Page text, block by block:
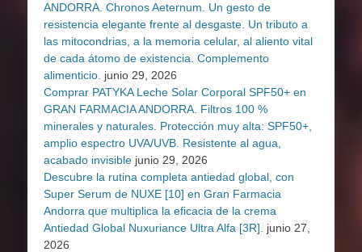
ANDORRA. Chronos Aeternum. Un gesto de
resistencia elegante frente al desgaste. Un tributo a
las mitocondrias, a la memoria celular, al aliento vital
de cada átomo de existencia. Complemento
alimenticio. junio 29, 2026
Comprar PATYKA Leche Solar Corporal SPF50+ en
GRAN FARMACIA ANDORRA. Filtros 100 %
minerales y naturales. Protección muy alta: SPF50+,
amplio espectro UVA/UVB. Resistente al agua,
acabado invisible junio 29, 2026
Descubre la rutina completa antiedad global, con
Super Serum de NUXE [10] en Gran Farmacia
Andorra que multiplica la eficacia de la crema
Antiedad Global Nuxuriance Ultra Alfa [3R].
junio 27,
2026